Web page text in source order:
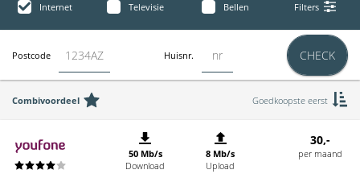
Internet Televisie Bellen Filters
Postcode Huisnr. CHECK
Combivoordeel Goedkoopste eerst
50 Mb/s
Download
8 Mb/s
Upload
30,-
per maand